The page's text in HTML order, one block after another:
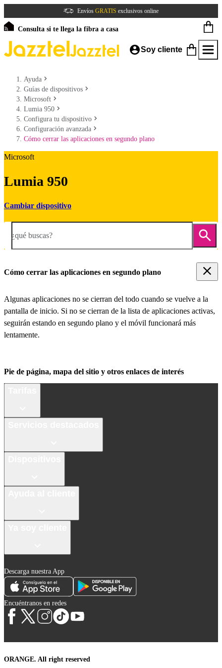
Envíos GRATIS exclusivos online
Consulta si te llega la fibra a casa
Soy cliente
Ayuda
Guías de dispositivos
Microsoft
Lumia 950
Configura tu dispositivo
Configuración avanzada
Cómo cerrar las aplicaciones en segundo plano
Microsoft
Lumia 950
Cambiar dispositivo
¿qué buscas?
Cómo cerrar las aplicaciones en segundo plano
Algunas aplicaciones no se cierran del todo cuando se vuelve a la
pantalla de inicio. Si no se cierran de la lista de aplicaciones activas,
seguirán estando en segundo plano y el móvil funcionará más
lentamente.
Pie de página, mapa del sitio y otros enlaces de interés
Descarga nuestra App
Encuéntranos en redes
ORANGE. All right reserved